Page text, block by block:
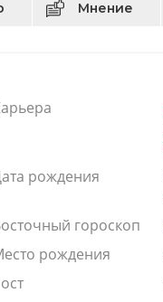
Мнение
рождения
гороскоп
рождения